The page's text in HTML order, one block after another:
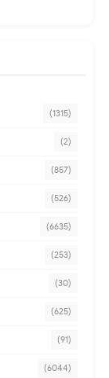
(1315)
(2)
(857)
(526)
(6635)
(253)
(30)
(625)
(91)
(6044)